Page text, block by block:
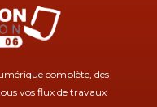
complète, des
vos flux de travaux